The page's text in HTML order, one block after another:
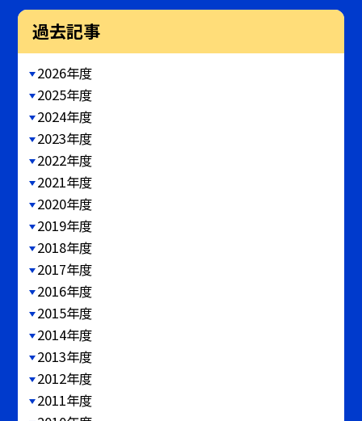
過去記事
2026年度
2025年度
2024年度
2023年度
2022年度
2021年度
2020年度
2019年度
2018年度
2017年度
2016年度
2015年度
2014年度
2013年度
2012年度
2011年度